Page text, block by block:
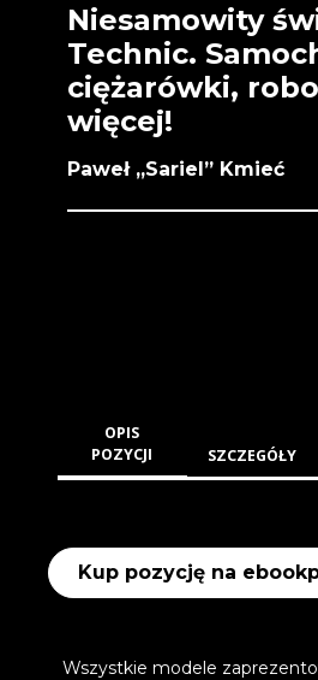
Niesamowity
Technic.
ciężarówki,
więcej!
Paweł „Sariel” Kmieć
OPIS
POZYCJI
SZCZEGÓŁY
Kup pozycję na
Wszystkie modele